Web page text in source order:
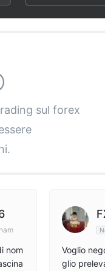
sul forex
nom
Voglio
glio